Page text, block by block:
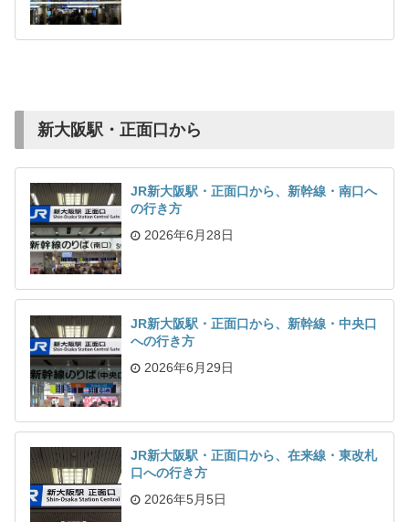
新大阪駅・正面口から
JR新大阪駅・正面口から、新幹線・南口へ
の行き方
2026年6月28日
JR新大阪駅・正面口から、新幹線・中央口
への行き方
2026年6月29日
JR新大阪駅・正面口から、在来線・東改札
口への行き方
2026年5月5日